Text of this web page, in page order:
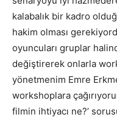
kalabalık bir kadro
hakim olması
oyuncuları gruplar
değiştirerek onlarla
yönetmenim Emre
workshoplara
filmin ihtiyacı ne?’